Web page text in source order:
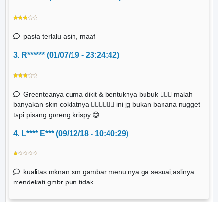
pasta terlalu asin, maaf
3. R****** (01/07/19 - 23:24:42)
Greenteanya cuma dikit & bentuknya bubuk 🤦🏻‍♀️ malah
banyakan skm coklatnya 🤦🏻‍♀️🤦🏻‍♀️ ini jg bukan banana nugget
tapi pisang goreng krispy 😅
4. L**** E*** (09/12/18 - 10:40:29)
kualitas mknan sm gambar menu nya ga sesuai,aslinya
mendekati gmbr pun tidak.